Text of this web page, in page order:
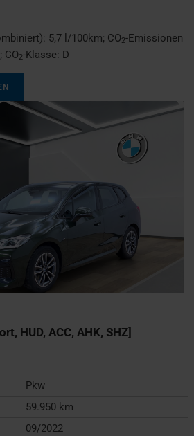
5,7 l/100km; CO2-Emissionen
; CO2-Klasse: D
HUD, ACC, AHK, SHZ]
Pkw
59.950 km
09/2022